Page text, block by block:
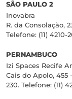
SÃO PAULO 2
Inovabra
R. da Consolação,
Telefone: (11) 4210-
PERNAMBUCO
Izi Spaces Recife
Cais do Apolo, 455
230. Telefone: (11)